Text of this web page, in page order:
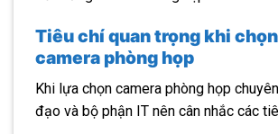
Tiêu chí quan trọng khi
camera phòng họp
Khi lựa chọn camera phòng họp
đạo và bộ phận IT nên cân nhắc các